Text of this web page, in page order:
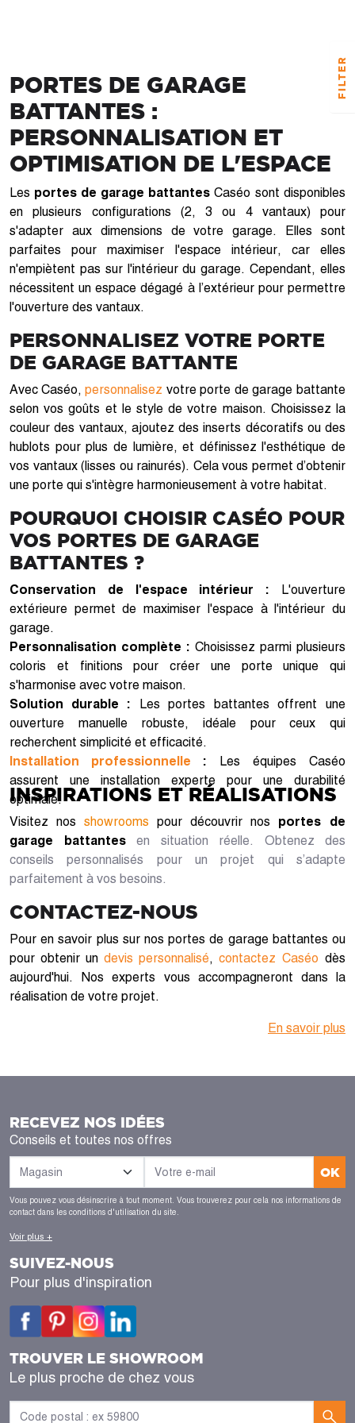
PORTES DE GARAGE
BATTANTES :
PERSONNALISATION ET
OPTIMISATION DE L'ESPACE
Les portes de garage battantes Caséo sont disponibles
en plusieurs configurations (2, 3 ou 4 vantaux) pour
s'adapter aux dimensions de votre garage. Elles sont
parfaites pour maximiser l'espace intérieur, car elles
n'empiètent pas sur l'intérieur du garage. Cependant, elles
nécessitent un espace dégagé à l’extérieur pour permettre
l'ouverture des vantaux.
PERSONNALISEZ VOTRE PORTE
DE GARAGE BATTANTE
Avec Caséo, personnalisez votre porte de garage battante
selon vos goûts et le style de votre maison. Choisissez la
couleur des vantaux, ajoutez des inserts décoratifs ou des
hublots pour plus de lumière, et définissez l'esthétique de
vos vantaux (lisses ou rainurés). Cela vous permet d’obtenir
une porte qui s'intègre harmonieusement à votre habitat.
POURQUOI CHOISIR CASÉO POUR
VOS PORTES DE GARAGE
BATTANTES ?
Conservation de l'espace intérieur : L'ouverture
extérieure permet de maximiser l'espace à l'intérieur du
garage.
Personnalisation complète : Choisissez parmi plusieurs
coloris et finitions pour créer une porte unique qui
s'harmonise avec votre maison.
Solution durable : Les portes battantes offrent une
ouverture manuelle robuste, idéale pour ceux qui
recherchent simplicité et efficacité.
Installation professionnelle : Les équipes Caséo
assurent une installation experte pour une durabilité
optimale.
INSPIRATIONS ET RÉALISATIONS
Visitez nos showrooms pour découvrir nos portes de
garage battantes en situation réelle. Obtenez des
conseils personnalisés pour un projet qui s’adapte
parfaitement à vos besoins.
CONTACTEZ-NOUS
Pour en savoir plus sur nos portes de garage battantes ou
pour obtenir un devis personnalisé, contactez Caséo dès
aujourd'hui. Nos experts vous accompagneront dans la
réalisation de votre projet.
En savoir plus
RECEVEZ NOS IDÉES
Conseils et toutes nos offres
OK
Vous pouvez vous désinscrire à tout moment. Vous trouverez pour cela nos informations de
contact dans les conditions d'utilisation du site.
Voir plus +
SUIVEZ-NOUS
Pour plus d'inspiration
TROUVER LE SHOWROOM
Le plus proche de chez vous
FILTER